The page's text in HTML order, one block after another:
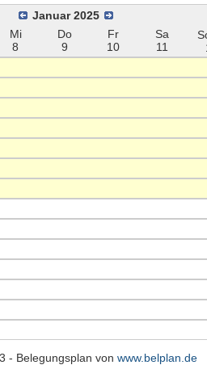
Januar 2025
Mi
8
Do
9
Fr
10
Sa
11
- Belegungsplan von www.belplan.de